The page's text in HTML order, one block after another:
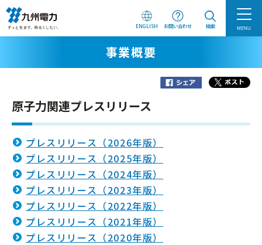
ENGLISH お問い合わせ 検索 MENU
事業概要
原子力関連プレスリリース
プレスリリース（2026年版）
プレスリリース（2025年版）
プレスリリース（2024年版）
プレスリリース（2023年版）
プレスリリース（2022年版）
プレスリリース（2021年版）
プレスリリース（2020年版）